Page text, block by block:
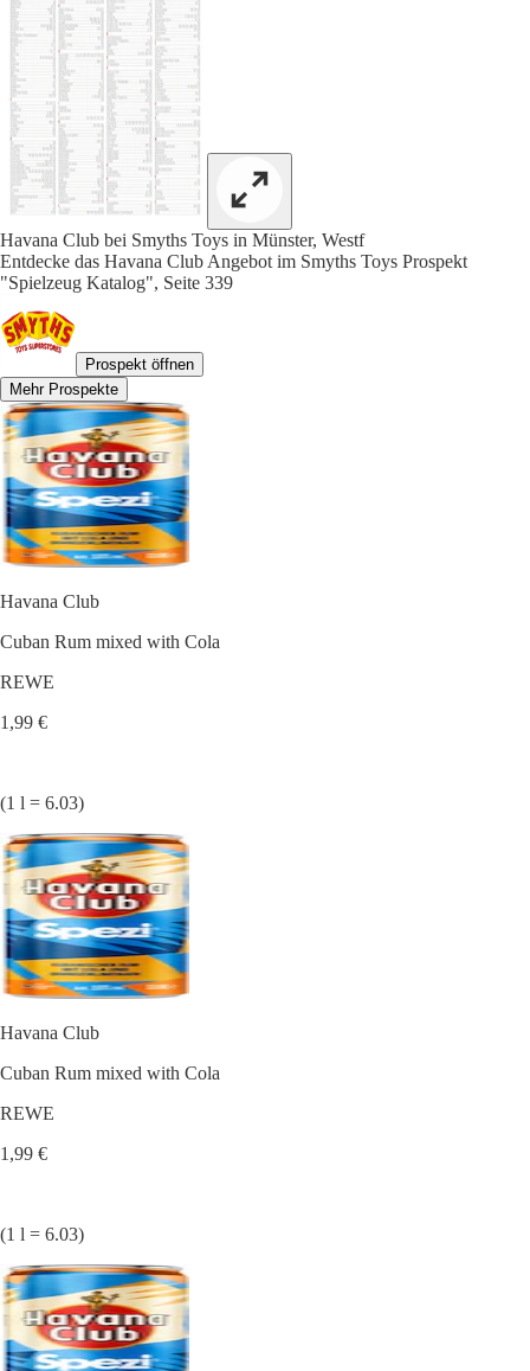
Havana Club bei Smyths Toys in Münster, Westf
Entdecke das Havana Club Angebot im Smyths Toys Prospekt
"Spielzeug Katalog", Seite 339
Prospekt öffnen
Mehr Prospekte
Havana Club
Cuban Rum mixed with Cola
REWE
1,99 €
(1 l = 6.03)
Havana Club
Cuban Rum mixed with Cola
REWE
1,99 €
(1 l = 6.03)